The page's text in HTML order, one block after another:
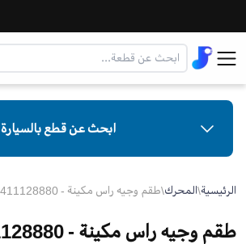
ابحث عن قطع بالسيارة
الرئيسية\المحرك\طقم وجيه راس مكينة - 0411128880
طقم وجيه راس مكينة - 0411128880